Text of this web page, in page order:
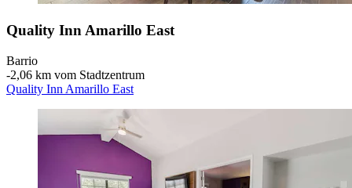
Quality Inn Amarillo East
Barrio
‐2,06 km vom Stadtzentrum
Quality Inn Amarillo East